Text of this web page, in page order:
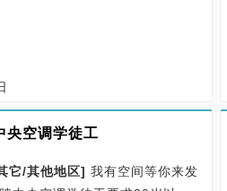
央空调学徒工
它/其他地区] 我有空间等你来发